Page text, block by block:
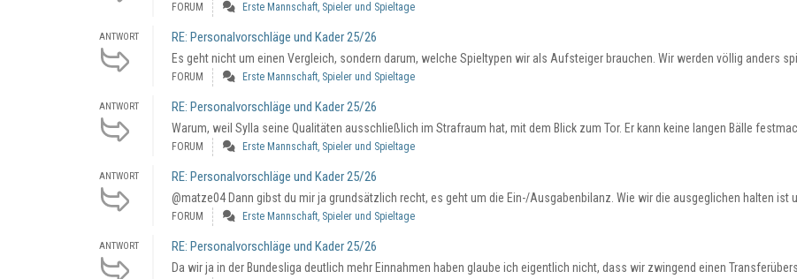
FORUM Erste Mannschaft, Spieler und Spieltage
ANTWORT RE: Personalvorschläge und Kader 25/26
Es geht nicht um einen Vergleich, sondern darum, welche Spieltypen wir als Aufsteiger brauchen. Wir werden völlig anders
FORUM Erste Mannschaft, Spieler und Spieltage
ANTWORT RE: Personalvorschläge und Kader 25/26
Warum, weil Sylla seine Qualitäten ausschließlich im Strafraum hat, mit dem Blick zum Tor. Er kann keine langen Bälle
FORUM Erste Mannschaft, Spieler und Spieltage
ANTWORT RE: Personalvorschläge und Kader 25/26
@matze04 Dann gibst du mir ja grundsätzlich recht, es geht um die Ein-/Ausgabenbilanz. Wie wir die ausgeglichen halten ist
FORUM Erste Mannschaft, Spieler und Spieltage
ANTWORT RE: Personalvorschläge und Kader 25/26
Da wir ja in der Bundesliga deutlich mehr Einnahmen haben glaube ich eigentlich nicht, dass wir zwingend einen